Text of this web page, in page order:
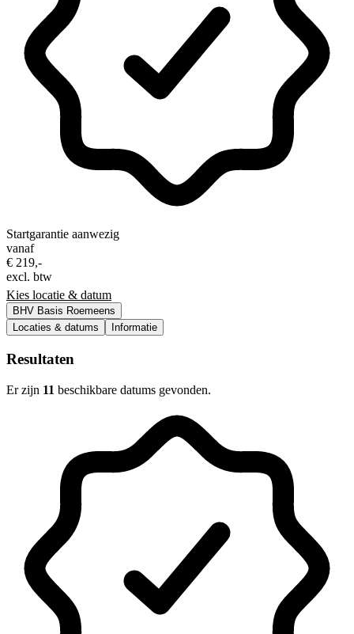
Startgarantie aanwezig
vanaf
€ 219,-
excl. btw
Kies locatie & datum
BHV Basis Roemeens
Locaties & datums
Informatie
Resultaten
Er zijn 11 beschikbare datums gevonden.